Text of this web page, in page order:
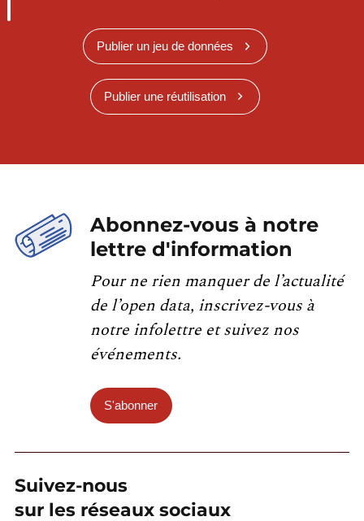
Publier un jeu de données
Publier une réutilisation
Abonnez-vous à notre
lettre d'information
Pour ne rien manquer de l’actualité
de l’open data, inscrivez-vous à
notre infolettre et suivez nos
événements.
S'abonner
Suivez-nous
sur les réseaux sociaux